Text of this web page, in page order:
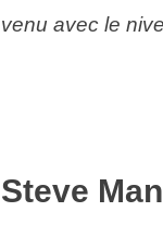
venu avec le
Steve